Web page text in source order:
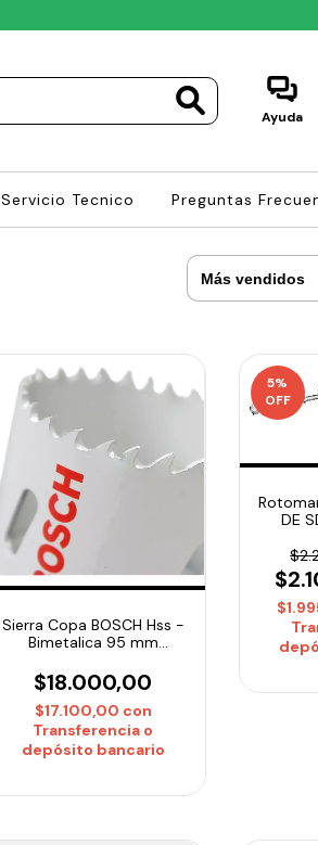
Ayuda
Servicio Tecnico Preguntas
Sierra Copa BOSCH Hss -
Bimetalica 95 mm
$18.000,00
$17.100,00 con
Transferencia o
depósito bancario
5%
OFF
DE